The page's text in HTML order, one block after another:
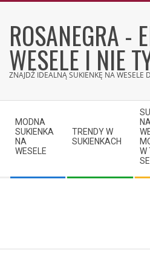
contentROSANEGRA -
WESELE I NIE
ZNAJDŹ IDEALNĄ SUKIENKĘ NA WESELE
Navigation
Menu
MODNA
SUKIENKA
NA
WESELE
TRENDY W
SUKIENKACH
NA
W